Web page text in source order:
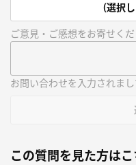
(選択
ご意見・ご感想をお寄せく
お問い合わせを入力されま
この質問を見た方は